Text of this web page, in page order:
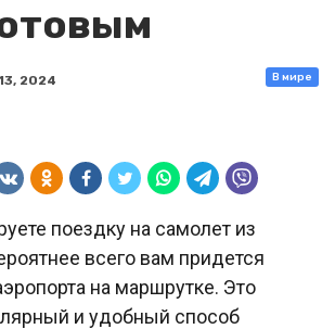
В мире
2024
поездку на самолет из
всего вам придется
на маршрутке. Это
и удобный способ